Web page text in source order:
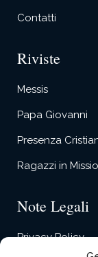
Contatti
Riviste
Messis
Papa Giovanni
Presenza
Ragazzi in
Note Legali
Privacy Policy